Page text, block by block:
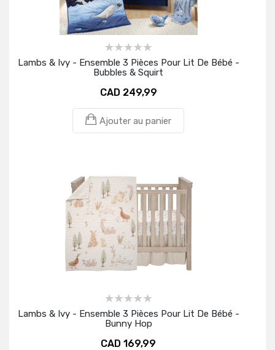
Lambs & Ivy - Ensemble 3 Pièces Pour Lit De Bébé -
Bubbles & Squirt
CAD 249,99
Ajouter au panier
Lambs & Ivy - Ensemble 3 Pièces Pour Lit De Bébé -
Bunny Hop
CAD 169,99